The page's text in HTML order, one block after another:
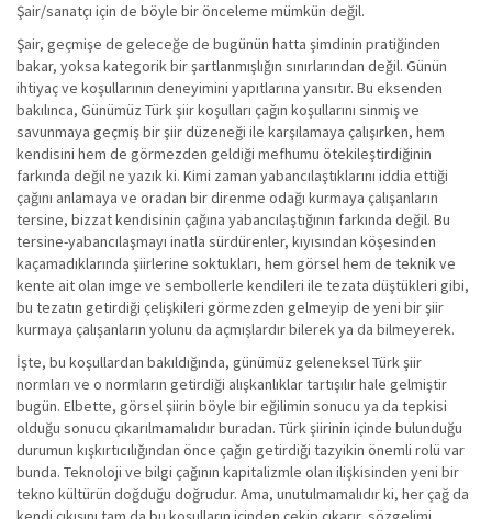
Şair/sanatçı için de böyle bir önceleme mümkün değil.
Şair, geçmişe de geleceğe de bugünün hatta şimdinin pratiğinden
bakar, yoksa kategorik bir şartlanmışlığın sınırlarından değil. Günün
ihtiyaç ve koşullarının deneyimini yapıtlarına yansıtır. Bu eksenden
bakılınca, Günümüz Türk şiir koşulları çağın koşullarını sinmiş ve
savunmaya geçmiş bir şiir düzeneği ile karşılamaya çalışırken, hem
kendisini hem de görmezden geldiği mefhumu ötekileştirdiğinin
farkında değil ne yazık ki. Kimi zaman yabancılaştıklarını iddia ettiği
çağını anlamaya ve oradan bir direnme odağı kurmaya çalışanların
tersine, bizzat kendisinin çağına yabancılaştığının farkında değil. Bu
tersine-yabancılaşmayı inatla sürdürenler, kıyısından köşesinden
kaçamadıklarında şiirlerine soktukları, hem görsel hem de teknik ve
kente ait olan imge ve sembollerle kendileri ile tezata düştükleri gibi,
bu tezatın getirdiği çelişkileri görmezden gelmeyip de yeni bir şiir
kurmaya çalışanların yolunu da açmışlardır bilerek ya da bilmeyerek.
İşte, bu koşullardan bakıldığında, günümüz geleneksel Türk şiir
normları ve o normların getirdiği alışkanlıklar tartışılır hale gelmiştir
bugün. Elbette, görsel şiirin böyle bir eğilimin sonucu ya da tepkisi
olduğu sonucu çıkarılmamalıdır buradan. Türk şiirinin içinde bulunduğu
durumun kışkırtıcılığından önce çağın getirdiği tazyikin önemli rolü var
bunda. Teknoloji ve bilgi çağının kapitalizmle olan ilişkisinden yeni bir
tekno kültürün doğduğu doğrudur. Ama, unutulmamalıdır ki, her çağ da